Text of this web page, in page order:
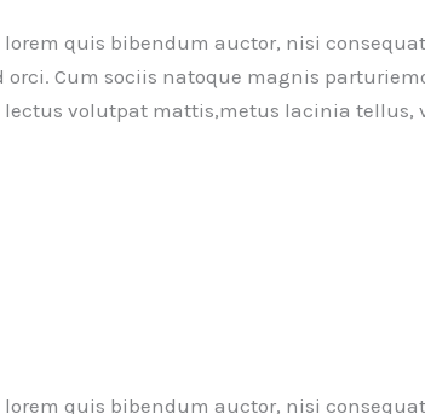
quis bibendum auctor, nisi
Cum sociis natoque magnis
volutpat mattis,metus lacinia
quis bibendum auctor, nisi